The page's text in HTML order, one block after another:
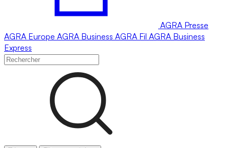
AGRA Presse
AGRA Europe AGRA Business AGRA Fil AGRA Business
Express